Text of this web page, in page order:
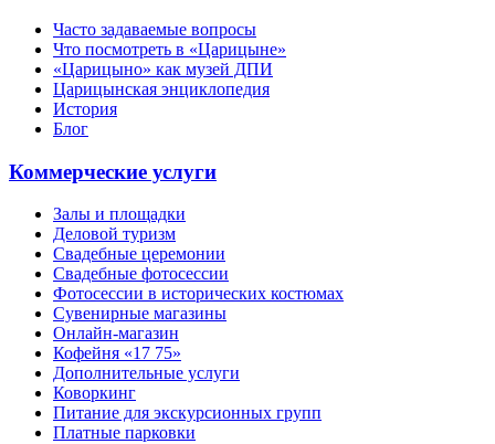
Часто задаваемые вопросы
Что посмотреть в «Царицыне»
«Царицыно» как музей ДПИ
Царицынская энциклопедия
История
Блог
Коммерческие услуги
Залы и площадки
Деловой туризм
Свадебные церемонии
Свадебные фотосессии
Фотосессии в исторических костюмах
Сувенирные магазины
Онлайн-магазин
Кофейня «17 75»
Дополнительные услуги
Коворкинг
Питание для экскурсионных групп
Платные парковки